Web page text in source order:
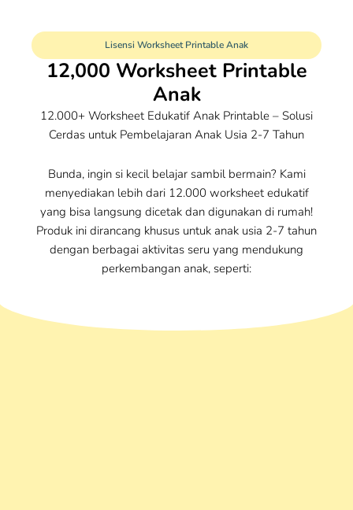
Lisensi Worksheet Printable Anak
12,000 Worksheet Printable
Anak
12.000+ Worksheet Edukatif Anak Printable – Solusi
Cerdas untuk Pembelajaran Anak Usia 2-7 Tahun
Bunda, ingin si kecil belajar sambil bermain? Kami
menyediakan lebih dari 12.000 worksheet edukatif
yang bisa langsung dicetak dan digunakan di rumah!
Produk ini dirancang khusus untuk anak usia 2-7 tahun
dengan berbagai aktivitas seru yang mendukung
perkembangan anak, seperti: